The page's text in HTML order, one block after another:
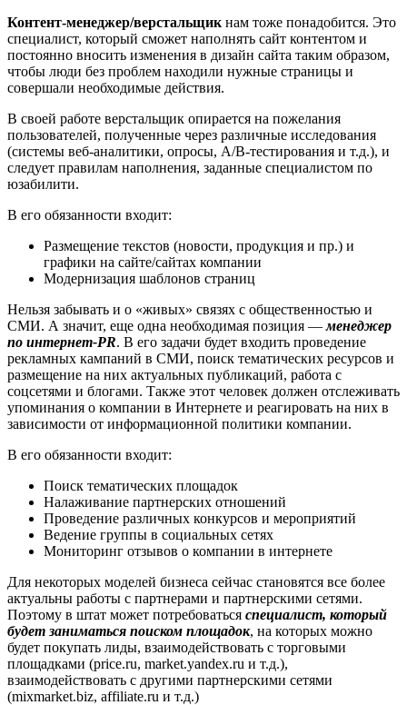
Контент-менеджер/верстальщик нам тоже понадобится. Это
специалист, который сможет наполнять сайт контентом и
постоянно вносить изменения в дизайн сайта таким образом,
чтобы люди без проблем находили нужные страницы и
совершали необходимые действия.
В своей работе верстальщик опирается на пожелания
пользователей, полученные через различные исследования
(системы веб-аналитики, опросы, A/B-тестирования и т.д.), и
следует правилам наполнения, заданные специалистом по
юзабилити.
В его обязанности входит:
Размещение текстов (новости, продукция и пр.) и
графики на сайте/сайтах компании
Модернизация шаблонов страниц
Нельзя забывать и о «живых» связях с общественностью и
СМИ. А значит, еще одна необходимая позиция —менеджер
по интернет-PR. В его задачи будет входить проведение
рекламных кампаний в СМИ, поиск тематических ресурсов и
размещение на них актуальных публикаций, работа с
соцсетями и блогами. Также этот человек должен отслеживать
упоминания о компании в Интернете и реагировать на них в
зависимости от информационной политики компании.
В его обязанности входит:
Поиск тематических площадок
Налаживание партнерских отношений
Проведение различных конкурсов и мероприятий
Ведение группы в социальных сетях
Мониторинг отзывов о компании в интернете
Для некоторых моделей бизнеса сейчас становятся все более
актуальны работы с партнерами и партнерскими сетями.
Поэтому в штат может потребоваться специалист, который
будет заниматься поиском площадок, на которых можно
будет покупать лиды, взаимодействовать с торговыми
площадками (price.ru, market.yandex.ru и т.д.),
взаимодействовать с другими партнерскими сетями
(mixmarket.biz, affiliate.ru и т.д.)